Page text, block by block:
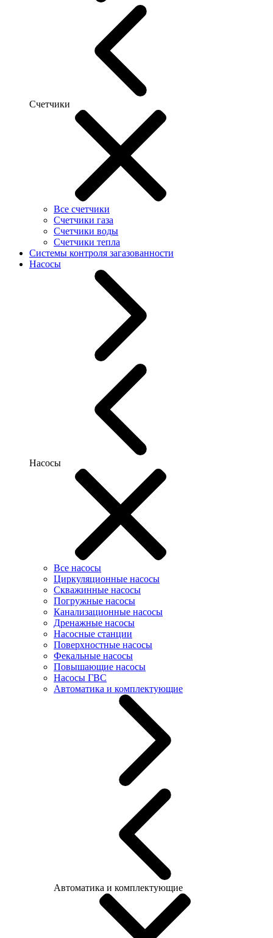
Счетчики
Все счетчики
Счетчики газа
Счетчики воды
Счетчики тепла
Системы контроля загазованности
Насосы
Насосы
Все насосы
Циркуляционные насосы
Скважинные насосы
Погружные насосы
Канализационные насосы
Дренажные насосы
Насосные станции
Поверхностные насосы
Фекальные насосы
Повышающие насосы
Насосы ГВС
Автоматика и комплектующие
Автоматика и комплектующие